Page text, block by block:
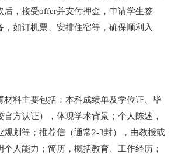
后，接受offer并支付押金，申请学生签
，如订机票、安排住宿等，确保顺利入
材料主要包括：本科成绩单及学位证、毕
官方认证），体现学术背景；个人陈述，
规划等；推荐信（通常2-3封），由教授或
个人能力；简历，概括教育、工作经历；